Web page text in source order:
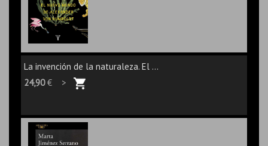
La invención de la naturaleza. El ...
24,90€ >